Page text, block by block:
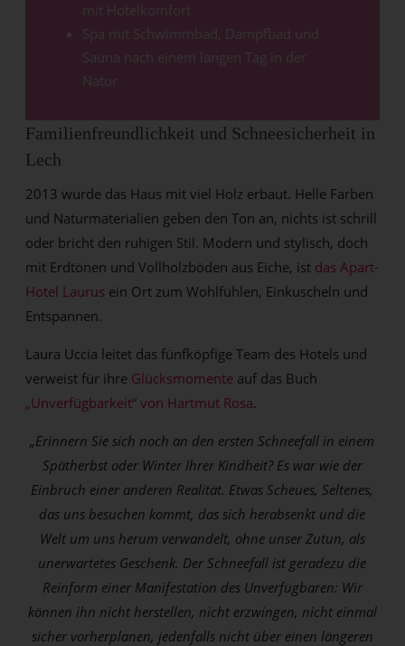
mit Hotelkomfort
Spa mit Schwimmbad, Dampfbad und
Sauna nach einem langen Tag in der
Natur
Familienfreundlichkeit und Schneesicherheit in
Lech
2013 wurde das Haus mit viel Holz erbaut. Helle Farben
und Naturmaterialien geben den Ton an, nichts ist schrill
oder bricht den ruhigen Stil. Modern und stylisch, doch
mit Erdtönen und Vollholzböden aus Eiche, ist das Apart-
Hotel Laurus ein Ort zum Wohlfühlen, Einkuscheln und
Entspannen.
Laura Uccia leitet das fünfköpfige Team des Hotels und
verweist für ihre Glücksmomente auf das Buch
„Unverfügbarkeit“ von Hartmut Rosa.
„Erinnern Sie sich noch an den ersten Schneefall in einem
Spätherbst oder Winter Ihrer Kindheit? Es war wie der
Einbruch einer anderen Realität. Etwas Scheues, Seltenes,
das uns besuchen kommt, das sich herabsenkt und die
Welt um uns herum verwandelt, ohne unser Zutun, als
unerwartetes Geschenk. Der Schneefall ist geradezu die
Reinform einer Manifestation des Unverfügbaren: Wir
können ihn nicht herstellen, nicht erzwingen, nicht einmal
sicher vorherplanen, jedenfalls nicht über einen längeren